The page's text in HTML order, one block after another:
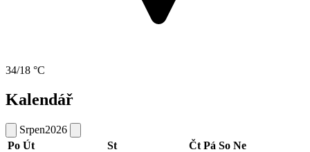
34/18 °C
Kalendář
Srpen2026
Po Út St Čt Pá So Ne